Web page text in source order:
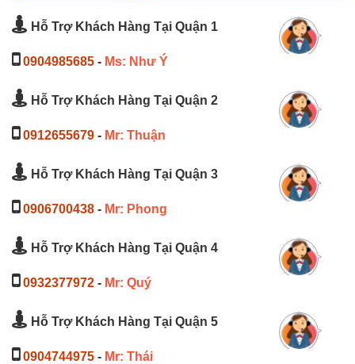
Hỗ Trợ Khách Hàng Tại Quận 1
0904985685 - Ms: Như Ý
Hỗ Trợ Khách Hàng Tại Quận 2
0912655679 - Mr: Thuận
Hỗ Trợ Khách Hàng Tại Quận 3
0906700438 - Mr: Phong
Hỗ Trợ Khách Hàng Tại Quận 4
0932377972 - Mr: Quý
Hỗ Trợ Khách Hàng Tại Quận 5
0904744975 - Mr: Thái